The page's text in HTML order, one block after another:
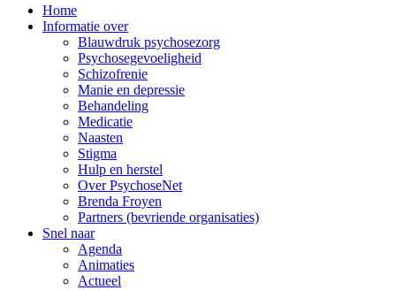
Main
Navigation
Home
Informatie over
Blauwdruk psychosezorg
Psychosegevoeligheid
Schizofrenie
Manie en depressie
Behandeling
Medicatie
Naasten
Stigma
Hulp en herstel
Over PsychoseNet
Brenda Froyen
Partners (bevriende organisaties)
Snel naar
Agenda
Animaties
Actueel